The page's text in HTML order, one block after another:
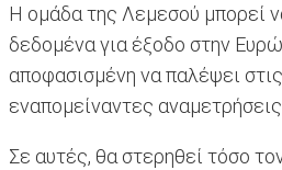
Η ομάδα της Λεμεσού μπορεί
δεδομένα για έξοδο στην
αποφασισμένη να παλέψει
εναπομείναντες αναμετρήσεις.
Σε αυτές, θα στερηθεί τόσο